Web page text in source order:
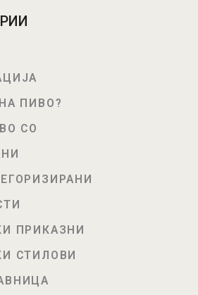
ПИВО?
СО
ПРИКАЗНИ
СТИЛОВИ